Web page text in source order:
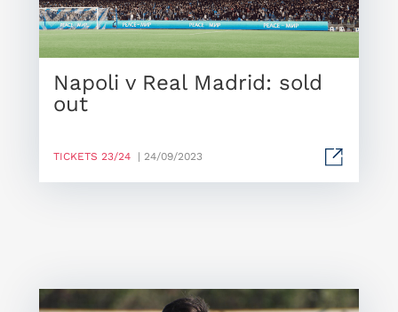
Napoli v Real Madrid: sold
out
TICKETS 23/24 | 24/09/2023